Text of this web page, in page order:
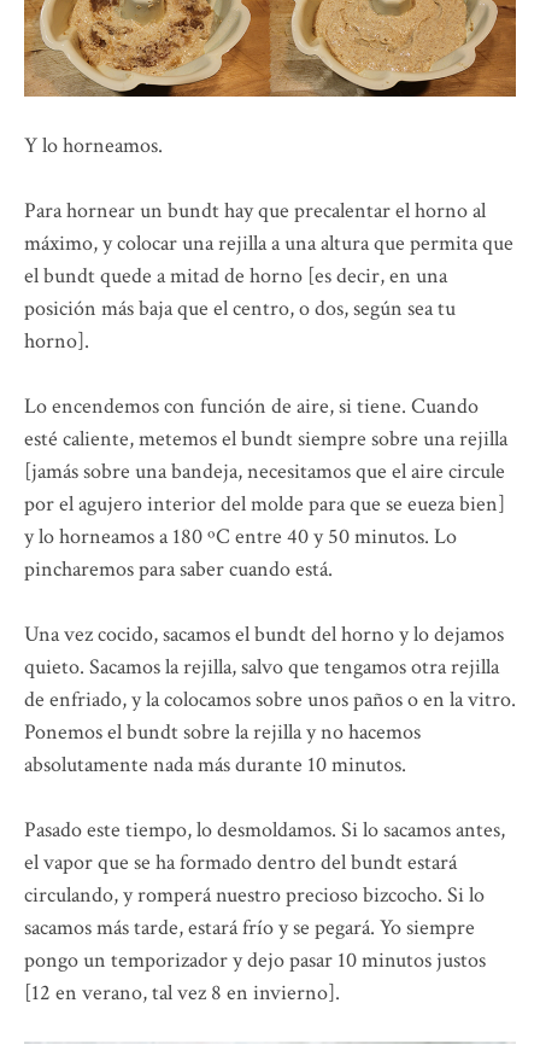
Y lo horneamos.
Para hornear un bundt hay que precalentar el horno al
máximo, y colocar una rejilla a una altura que permita que
el bundt quede a mitad de horno [es decir, en una
posición más baja que el centro, o dos, según sea tu
horno].
Lo encendemos con función de aire, si tiene. Cuando
esté caliente, metemos el bundt siempre sobre una rejilla
[jamás sobre una bandeja, necesitamos que el aire circule
por el agujero interior del molde para que se eueza bien]
y lo horneamos a 180 ºC entre 40 y 50 minutos. Lo
pincharemos para saber cuando está.
Una vez cocido, sacamos el bundt del horno y lo dejamos
quieto. Sacamos la rejilla, salvo que tengamos otra rejilla
de enfriado, y la colocamos sobre unos paños o en la vitro.
Ponemos el bundt sobre la rejilla y no hacemos
absolutamente nada más durante 10 minutos.
Pasado este tiempo, lo desmoldamos. Si lo sacamos antes,
el vapor que se ha formado dentro del bundt estará
circulando, y romperá nuestro precioso bizcocho. Si lo
sacamos más tarde, estará frío y se pegará. Yo siempre
pongo un temporizador y dejo pasar 10 minutos justos
[12 en verano, tal vez 8 en invierno].